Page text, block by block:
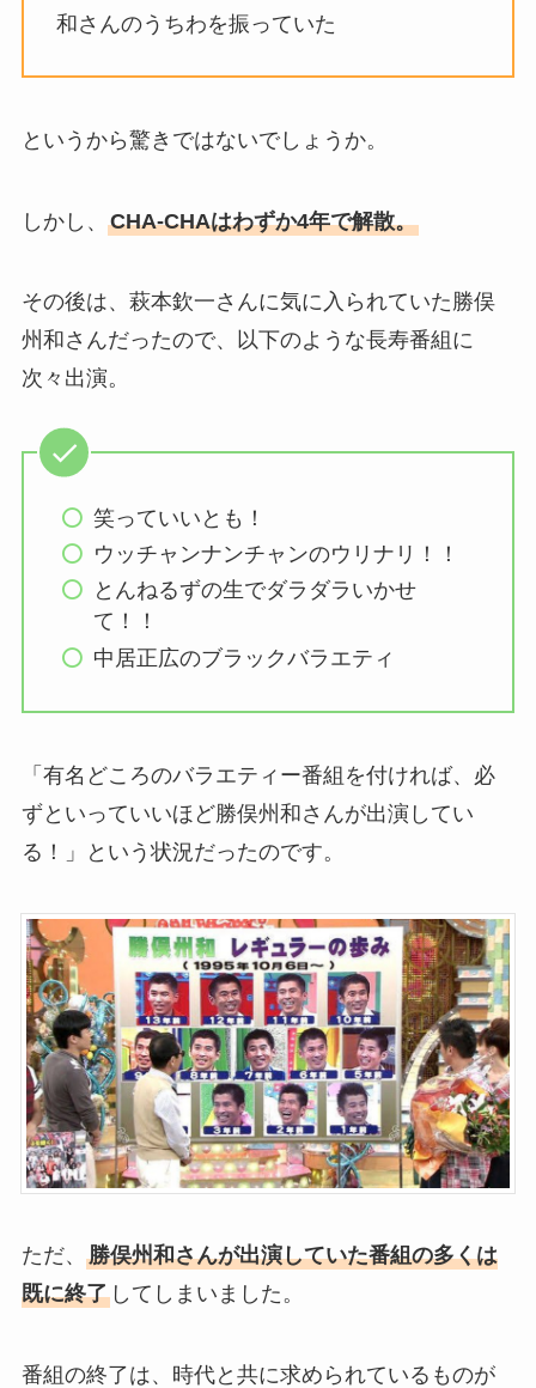
和さんのうちわを振っていた
というから驚きではないでしょうか。
しかし、 CHA-CHAはわずか4年で解散。
その後は、萩本欽一さんに気に入られていた勝俣
州和さんだったので、以下のような長寿番組に
次々出演。
笑っていいとも！
ウッチャンナンチャンのウリナリ！！
とんねるずの生でダラダラいかせ
て！！
中居正広のブラックバラエティ
「有名どころのバラエティー番組を付ければ、必
ずといっていいほど勝俣州和さんが出演してい
る！」という状況だったのです。
ただ、 勝俣州和さんが出演していた番組の多くは
既に終了してしまいました。
番組の終了は、時代と共に求められているものが